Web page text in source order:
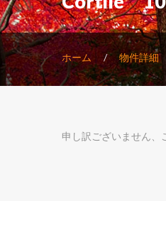
ホーム 物件詳細
申し訳ございません、